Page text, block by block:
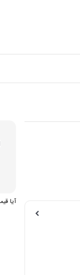
آیا